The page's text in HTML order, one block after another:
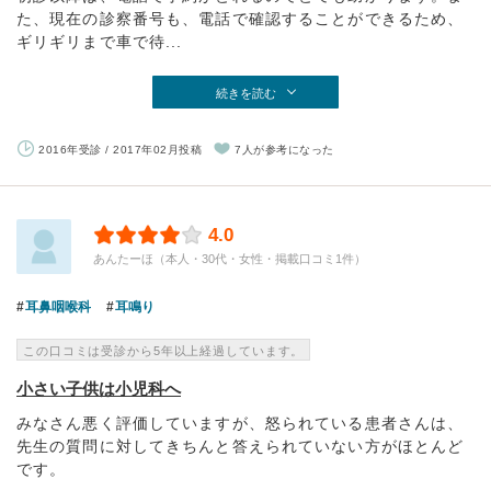
た、現在の診察番号も、電話で確認することができるため、
ギリギリまで車で待...
続きを読む
2016年受診 / 2017年02月投稿 7人が参考になった
4.0
あんたーほ（本人・30代・女性・掲載口コミ1件）
耳鼻咽喉科 耳鳴り
この口コミは受診から5年以上経過しています。
小さい子供は小児科へ
みなさん悪く評価していますが、怒られている患者さんは、
先生の質問に対してきちんと答えられていない方がほとんど
です。